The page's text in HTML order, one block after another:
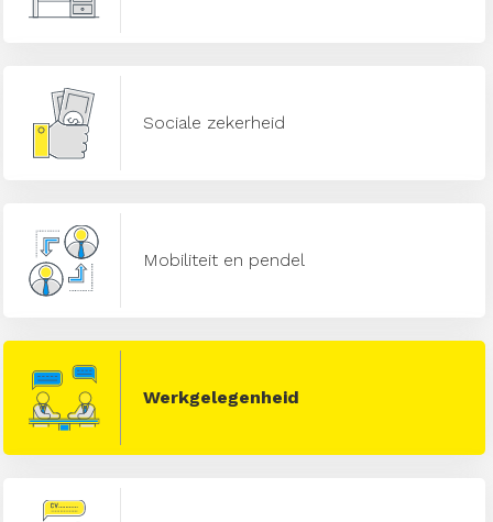
Sociale zekerheid
Mobiliteit en pendel
Werkgelegenheid